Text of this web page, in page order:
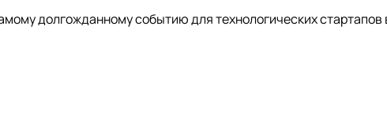
долгожданному событию для технологических